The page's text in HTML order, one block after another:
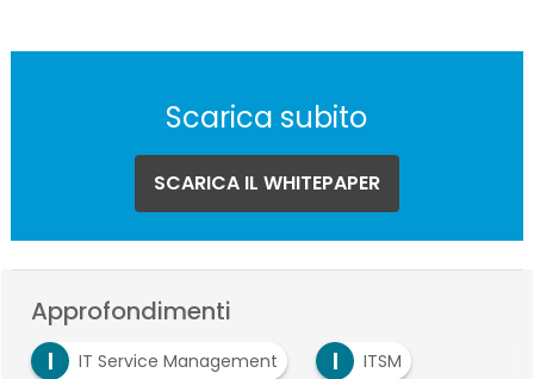
Scarica subito
SCARICA IL WHITEPAPER
Approfondimenti
I
IT Service Management I ITSM